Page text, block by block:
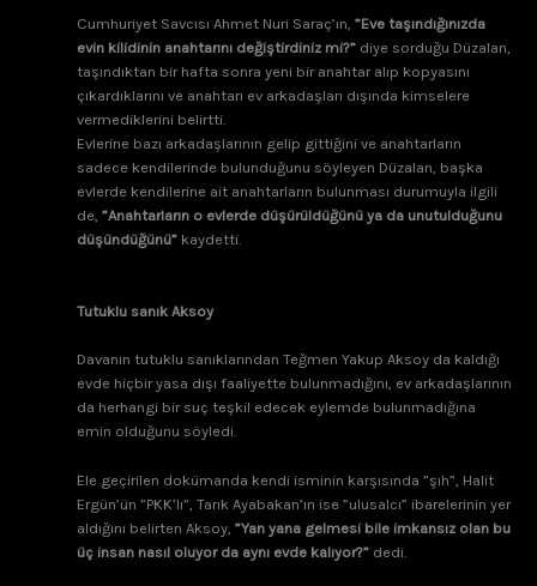
Cumhuriyet Savcısı Ahmet Nuri Saraç’ın, ”Eve taşındığınızda
evin kilidinin anahtarını değiştirdiniz mi?” diye sorduğu Düzalan,
taşındıktan bir hafta sonra yeni bir anahtar alıp kopyasını
çıkardıklarını ve anahtarı ev arkadaşları dışında kimselere
vermediklerini belirtti.
Evlerine bazı arkadaşlarının gelip gittiğini ve anahtarların
sadece kendilerinde bulunduğunu söyleyen Düzalan, başka
evlerde kendilerine ait anahtarların bulunması durumuyla ilgili
de, ”Anahtarların o evlerde düşürüldüğünü ya da unutulduğunu
düşündüğünü” kaydetti.
Tutuklu sanık Aksoy
Davanın tutuklu sanıklarından Teğmen Yakup Aksoy da kaldığı
evde hiçbir yasa dışı faaliyette bulunmadığını, ev arkadaşlarının
da herhangi bir suç teşkil edecek eylemde bulunmadığına
emin olduğunu söyledi.
Ele geçirilen dokümanda kendi isminin karşısında ”şıh”, Halit
Ergün’ün ”PKK’lı”, Tarık Ayabakan’ın ise ”ulusalcı” ibarelerinin yer
aldığını belirten Aksoy, ”Yan yana gelmesi bile imkansız olan bu
üç insan nasıl oluyor da aynı evde kalıyor?” dedi.